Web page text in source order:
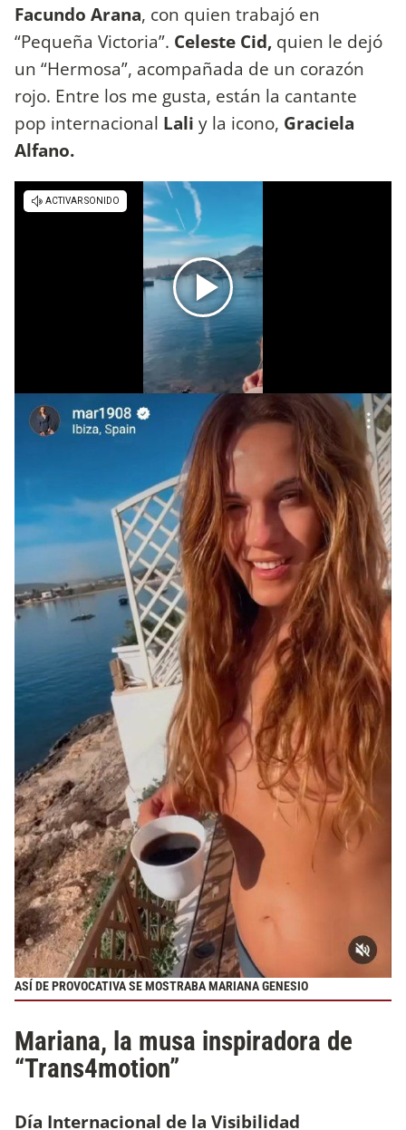
Facundo Arana, con quien trabajó en
“Pequeña Victoria”. Celeste Cid, quien le dejó
un “Hermosa”, acompañada de un corazón
rojo. Entre los me gusta, están la cantante
pop internacional Lali y la icono, Graciela
Alfano.
ASÍ DE PROVOCATIVA SE MOSTRABA MARIANA GENESIO
Mariana, la musa inspiradora de
“Trans4motion”
Día Internacional de la Visibilidad